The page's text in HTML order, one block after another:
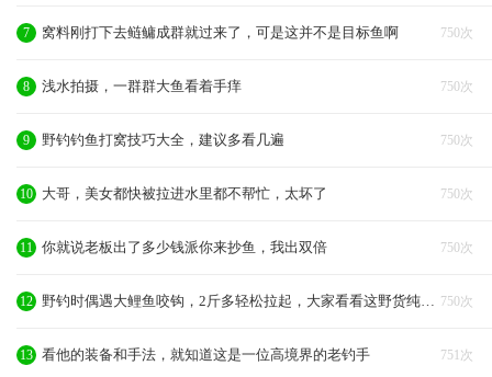
750次
7 窝料刚打下去鲢鳙成群就过来了，可是这并不是目标鱼啊
750次
8 浅水拍摄，一群群大鱼看着手痒
750次
9 野钓钓鱼打窝技巧大全，建议多看几遍
750次
10 大哥，美女都快被拉进水里都不帮忙，太坏了
750次
11 你就说老板出了多少钱派你来抄鱼，我出双倍
750次
12 野钓时偶遇大鲤鱼咬钩，2斤多轻松拉起，大家看看这野货纯不纯
751次
13 看他的装备和手法，就知道这是一位高境界的老钓手